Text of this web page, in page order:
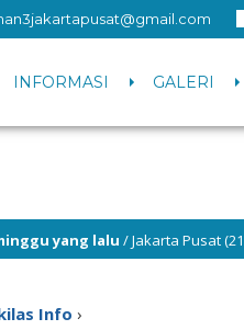
INFORMASI GALERI
yang lalu/ Jakarta Pusat (21/7/
Info ›